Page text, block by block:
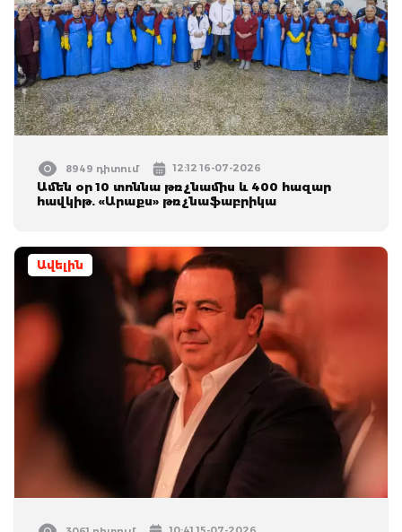
8949 դիտում 12:12 16-07-2026
Ամեն օր 10 տոննա թռչնամիս և 400 հազար
հավկիթ. «Արաքս» թռչնաֆաբրիկա
Ավելին